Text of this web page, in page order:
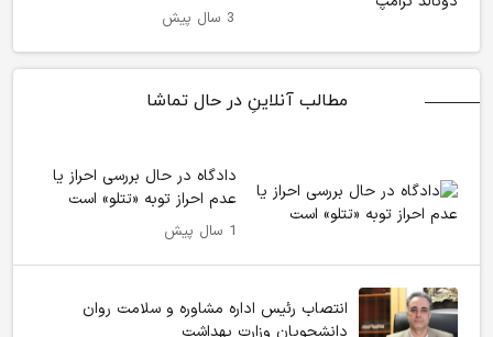
3 سال پیش
مطالب آنلاینِ در حال تماشا
دادگاه در حال بررسی احراز یا
عدم احراز توبه «تتلو» است
1 سال پیش
انتصاب رئیس اداره مشاوره و سلامت روان
دانشجویان وزارت بهداشت